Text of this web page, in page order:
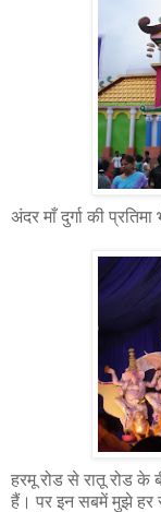
अंदर माँ दुर्गा की
हरमू रोड से रातू रोड
हैं। पर इन सबमें मुझे हर